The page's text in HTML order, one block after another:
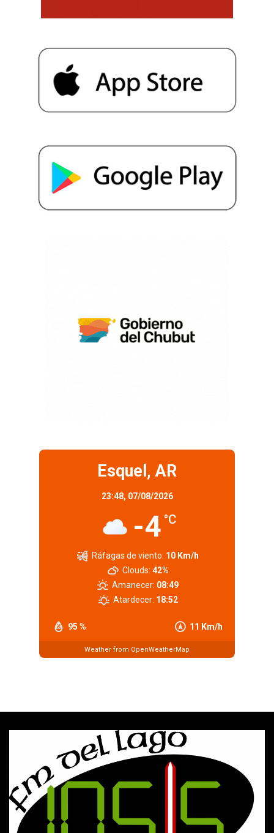
Esquel, AR
23:48, 07/08/2026
-4 °C
95 % 11 Km/h
Ráfagas de viento: 10 Km/h
Clouds: 42%
Amanecer: 08:49
Atardecer: 18:52
Weather from OpenWeatherMap